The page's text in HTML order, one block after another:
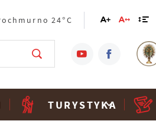
24°C
TURYSTYKA